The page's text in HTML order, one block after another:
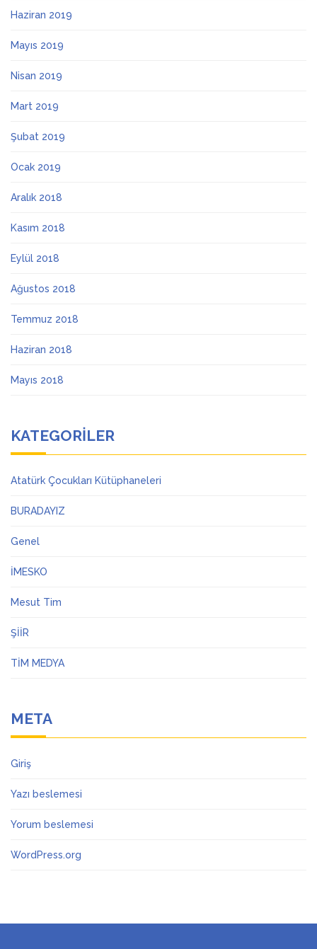
Haziran 2019
Mayıs 2019
Nisan 2019
Mart 2019
Şubat 2019
Ocak 2019
Aralık 2018
Kasım 2018
Eylül 2018
Ağustos 2018
Temmuz 2018
Haziran 2018
Mayıs 2018
KATEGORILER
Atatürk Çocukları Kütüphaneleri
BURADAYIZ
Genel
İMESKO
Mesut Tim
ŞİİR
TİM MEDYA
META
Giriş
Yazı beslemesi
Yorum beslemesi
WordPress.org